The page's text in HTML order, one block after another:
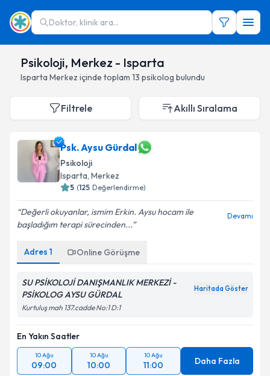
Doktor, klinik ara...
Psikoloji, Merkez - Isparta
Isparta Merkez içinde toplam 13 psikolog bulundu
Filtrele Akıllı Sıralama
Psk. Aysu Gürdal
Psikoloji
Isparta, Merkez
5 (125 Değerlendirme)
Değerli okuyanlar, ismim Erkin. Aysu hocam ile
başladığım terapi sürecinden...
Devamı
Adres 1 Online Görüşme
SU PSİKOLOJİ DANIŞMANLIK MERKEZİ -
PSİKOLOG AYSU GÜRDAL
Haritada Göster
Kurtuluş mah 137.cadde No:1 D:1
En Yakın Saatler
10 Ağu
09:00
10 Ağu
10:00
10 Ağu
11:00 Daha Fazla